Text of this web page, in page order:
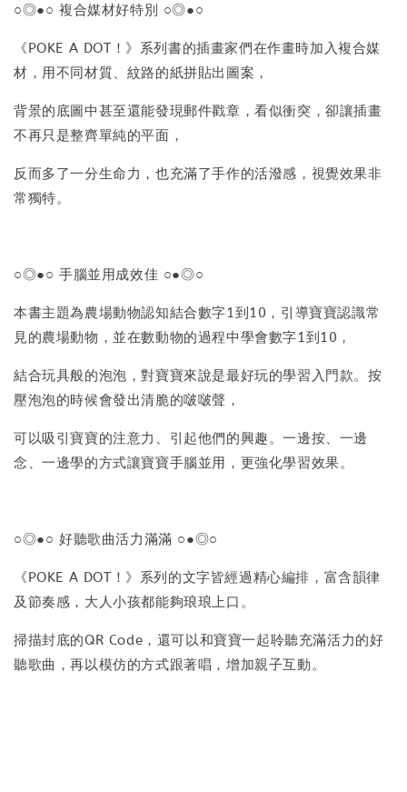
○◎●○ 複合媒材好特別 ○◎●○
《POKE A DOT！》系列書的插畫家們在作畫時加入複合媒
材，用不同材質、紋路的紙拼貼出圖案，
背景的底圖中甚至還能發現郵件戳章，看似衝突，卻讓插畫
不再只是整齊單純的平面，
反而多了一分生命力，也充滿了手作的活潑感，視覺效果非
常獨特。
○◎●○ 手腦並用成效佳 ○●◎○
本書主題為農場動物認知結合數字1到10，引導寶寶認識常
見的農場動物，並在數動物的過程中學會數字1到10，
結合玩具般的泡泡，對寶寶來說是最好玩的學習入門款。按
壓泡泡的時候會發出清脆的啵啵聲，
可以吸引寶寶的注意力、引起他們的興趣。一邊按、一邊
念、一邊學的方式讓寶寶手腦並用，更強化學習效果。
○◎●○ 好聽歌曲活力滿滿 ○●◎○
《POKE A DOT！》系列的文字皆經過精心編排，富含韻律
及節奏感，大人小孩都能夠琅琅上口。
掃描封底的QR Code，還可以和寶寶一起聆聽充滿活力的好
聽歌曲，再以模仿的方式跟著唱，增加親子互動。